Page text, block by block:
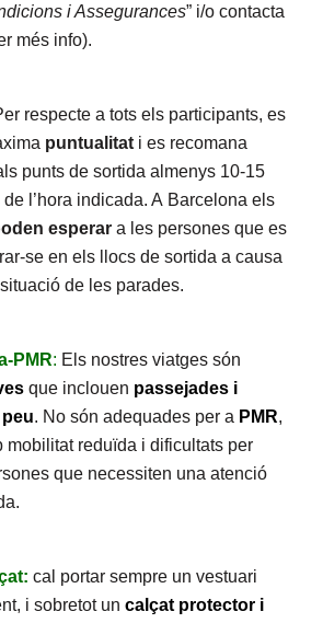
i Assegurances” i/o contacta
més info).
respecte a tots els participants, es
puntualitat i es recomana
punts de sortida almenys 10-15
de l’hora indicada. A Barcelona els
esperar a les persones que es
se en els llocs de sortida a causa
de les parades.
PMR: Els nostres viatges són
que inclouen passejades i
. No són adequades per a PMR,
mobilitat reduïda i dificultats per
que necessiten una atenció
cal portar sempre un vestuari
i sobretot un calçat protector i